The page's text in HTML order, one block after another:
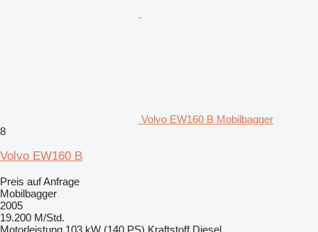
Volvo EW160 B Mobilbagger
8
Volvo EW160 B
Preis auf Anfrage
Mobilbagger
2005
19.200 M/Std.